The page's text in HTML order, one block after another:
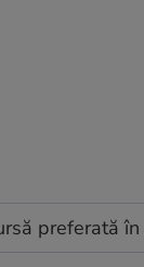
preferată